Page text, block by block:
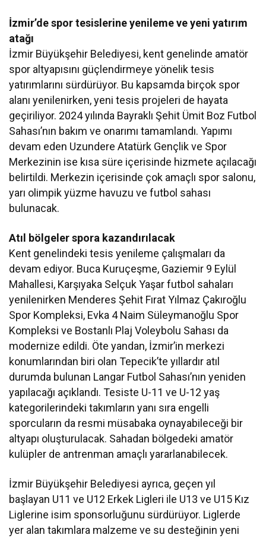
İzmir’de spor tesislerine yenileme ve yeni yatırım
atağı
İzmir Büyükşehir Belediyesi, kent genelinde amatör
spor altyapısını güçlendirmeye yönelik tesis
yatırımlarını sürdürüyor. Bu kapsamda birçok spor
alanı yenilenirken, yeni tesis projeleri de hayata
geçiriliyor. 2024 yılında Bayraklı Şehit Ümit Boz Futbol
Sahası’nın bakım ve onarımı tamamlandı. Yapımı
devam eden Uzundere Atatürk Gençlik ve Spor
Merkezinin ise kısa süre içerisinde hizmete açılacağı
belirtildi. Merkezin içerisinde çok amaçlı spor salonu,
yarı olimpik yüzme havuzu ve futbol sahası
bulunacak.
Atıl bölgeler spora kazandırılacak
Kent genelindeki tesis yenileme çalışmaları da
devam ediyor. Buca Kuruçeşme, Gaziemir 9 Eylül
Mahallesi, Karşıyaka Selçuk Yaşar futbol sahaları
yenilenirken Menderes Şehit Fırat Yılmaz Çakıroğlu
Spor Kompleksi, Evka 4 Naim Süleymanoğlu Spor
Kompleksi ve Bostanlı Plaj Voleybolu Sahası da
modernize edildi. Öte yandan, İzmir’in merkezi
konumlarından biri olan Tepecik’te yıllardır atıl
durumda bulunan Langar Futbol Sahası’nın yeniden
yapılacağı açıklandı. Tesiste U-11 ve U-12 yaş
kategorilerindeki takımların yanı sıra engelli
sporcuların da resmi müsabaka oynayabileceği bir
altyapı oluşturulacak. Sahadan bölgedeki amatör
kulüpler de antrenman amaçlı yararlanabilecek.
İzmir Büyükşehir Belediyesi ayrıca, geçen yıl
başlayan U11 ve U12 Erkek Ligleri ile U13 ve U15 Kız
Liglerine isim sponsorluğunu sürdürüyor. Liglerde
yer alan takımlara malzeme ve su desteğinin yeni